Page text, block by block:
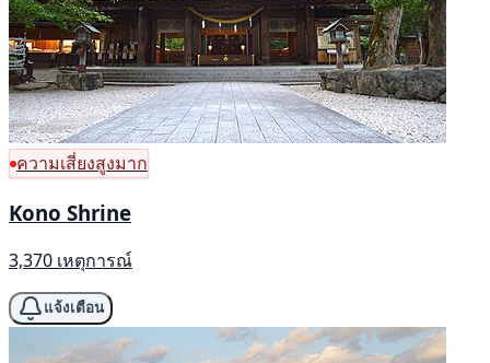
ความเสี่ยงสูงมาก
Kono Shrine
3,370 เหตุการณ์
แจ้งเตือน